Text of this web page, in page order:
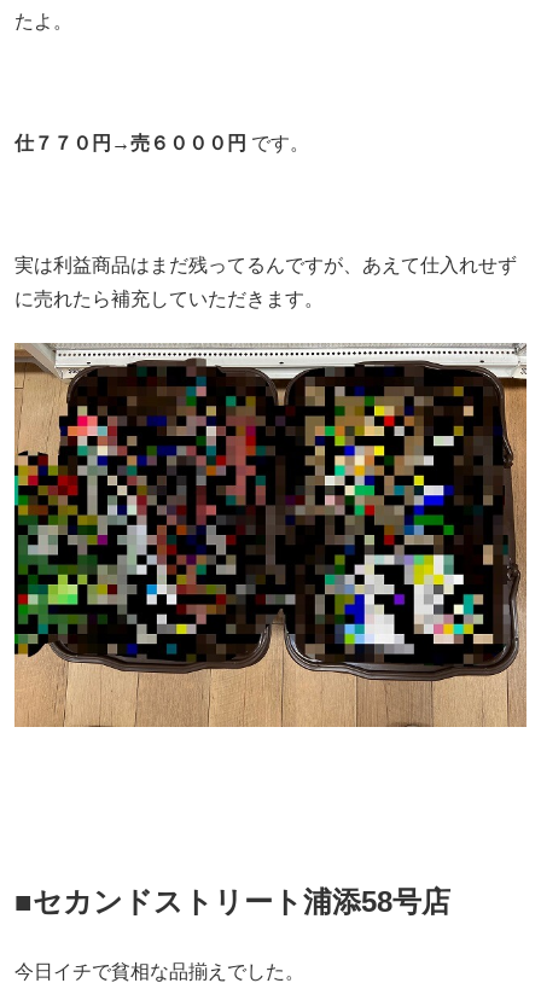
たよ。
仕７７０円→売６０００円 です。
実は利益商品はまだ残ってるんですが、あえて仕入れせず
に売れたら補充していただきます。
■セカンドストリート浦添58号店
今日イチで貧相な品揃えでした。